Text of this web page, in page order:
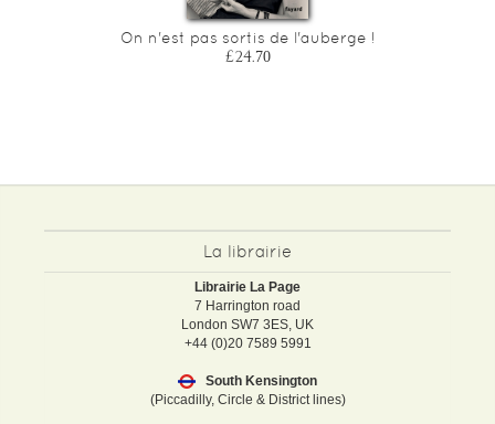
On n'est pas sortis de l'auberge !
£24.70
La librairie
Librairie La Page
7 Harrington road
London SW7 3ES, UK
+44 (0)20 7589 5991
South Kensington
(Piccadilly, Circle & District lines)